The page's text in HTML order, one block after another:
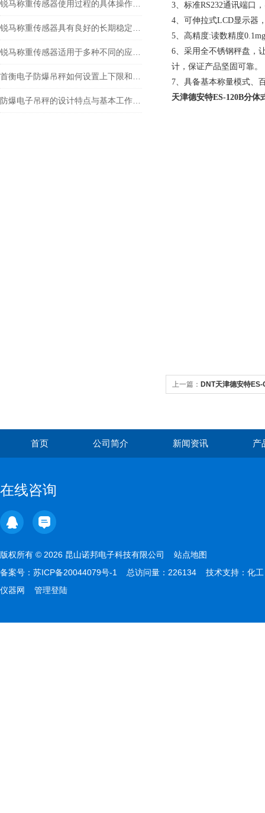
3、标准RS232通讯端口
4、可伸拉式LCD显示器
5、高精度:读数精度
6、采用全不锈钢秤盘，
计，保证产品坚固可靠。
7、具备基本称量模式、
天津德安特ES-120B分体
上一篇： DNT天津德安特
首页 公司简介 新闻资讯 产
在线咨询
版权所有 © 2026 昆山诺邦电子科技有限公司 站点地图
备案号： 苏ICP备20044079号-1 总访问量：226134 技术支持： 化工
仪器网
管理登陆